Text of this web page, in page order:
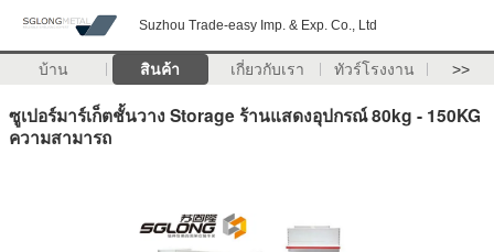
Suzhou Trade-easy Imp. & Exp. Co., Ltd
บ้าน สินค้า เกี่ยวกับเรา ทัวร์โรงงาน >>
ซูเปอร์มาร์เก็ตชั้นวาง Storage ร้านแสดงอุปกรณ์ 80kg - 150KG
ความสามารถ